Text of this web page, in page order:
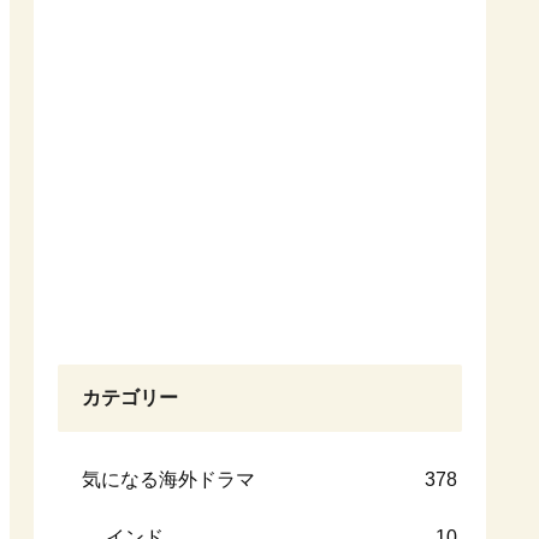
カテゴリー
気になる海外ドラマ 378